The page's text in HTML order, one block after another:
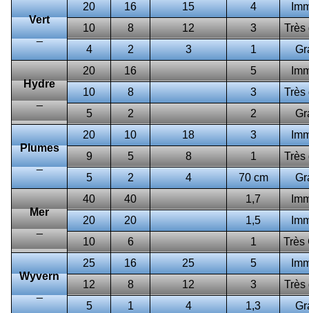
Vert
_
20 16 15 4
10
8 12 3
Très
4
2 3 1
Hydre
_
20 16 5
10
8 3
Très
5
2 2
Plumes
_
20 10 18 3
9
5 8 1
Très
5
2 4 70 cm
Mer
_
40 40 1,7
20
20 1,5
10
6 1 Très
Wyvern
_
25 16 25 5
12
8 12 3
Très
5
1 4 1,3